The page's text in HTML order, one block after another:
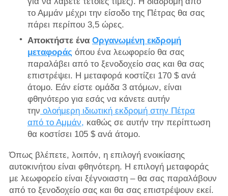
το Αμμάν μέχρι την είσοδο της Πέτρας θα σας
πάρει περίπου 3,5 ώρες.
Αποκτήστε ένα Οργανωμένη εκδρομή
μεταφοράς όπου ένα λεωφορείο θα σας
παραλάβει από το ξενοδοχείο σας και θα σας
επιστρέψει. Η μεταφορά κοστίζει 170 $ ανά
άτομο. Εάν είστε ομάδα 3 ατόμων, είναι
φθηνότερο για εσάς να κάνετε αυτήν
την ολοήμερη ιδιωτική εκδρομή στην Πέτρα
από το Αμμάν, καθώς σε αυτήν την περίπτωση
θα κοστίσει 105 $ ανά άτομο.
Όπως βλέπετε, λοιπόν, η επιλογή ενοικίασης
αυτοκινήτου είναι φθηνότερη. Η επιλογή μεταφοράς
με λεωφορείο είναι ξέγνοιαστη – θα σας παραλάβουν
από το ξενοδοχείο σας και θα σας επιστρέψουν εκεί.